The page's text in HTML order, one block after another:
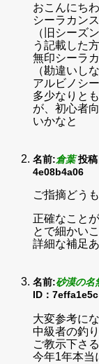
おこんにち
シーラカン
（旧シーズ
う記載した
無印シーラ
（勘違いし
アルビノシ
多少なりと
が、初心者
いかなと
名前:倉葉 投
4e08b4a06
ご指摘どう
正確なこと
とで細かい
詳細な補足
名前:砂漠の名
ID：7effa1e5c
大変参考に
中級者の釣
ご教示下さ
今年1年本当